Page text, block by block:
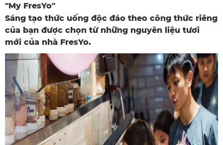
"My FresYo"
Sáng tạo thức uống độc đáo theo công thức riêng
của bạn được chọn từ những nguyên liệu tươi
mới của nhà FresYo.